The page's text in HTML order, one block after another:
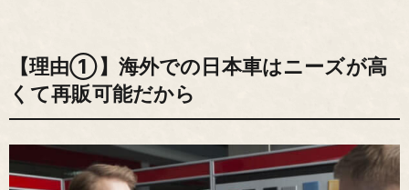
【理由①】海外での日本車はニーズが高
くて再販可能だから